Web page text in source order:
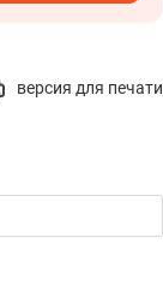
версия для печати